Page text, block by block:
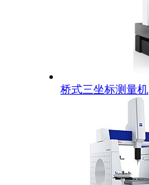
桥式三坐标测量机